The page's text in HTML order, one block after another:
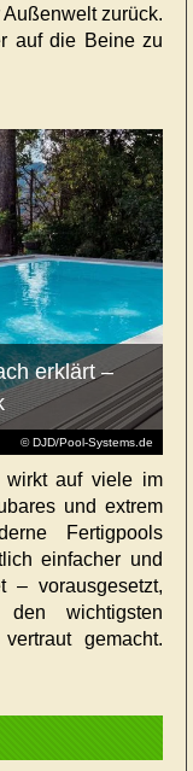
zurück.
auf die Beine zu
© DJD/Pool-Systems.de
erklärt –
wirkt auf viele im
und extrem
Fertigpools
einfacher und
– vorausgesetzt,
wichtigsten
gemacht.